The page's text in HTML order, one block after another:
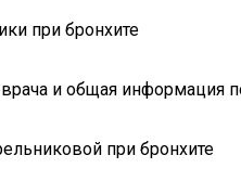
при бронхите
и общая информация
при бронхите